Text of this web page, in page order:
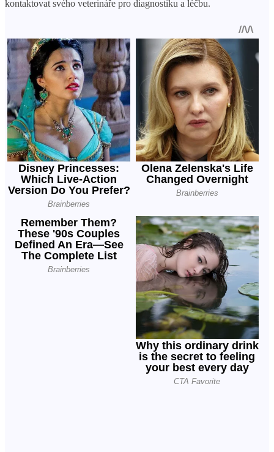
kontaktovat svého veterináře pro diagnostiku a léčbu.